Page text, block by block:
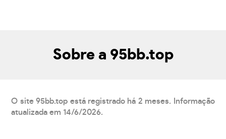
Sobre a 95bb.top
O site 95bb.top está registrado há 2 meses. Informação
atualizada em 14/6/2026.